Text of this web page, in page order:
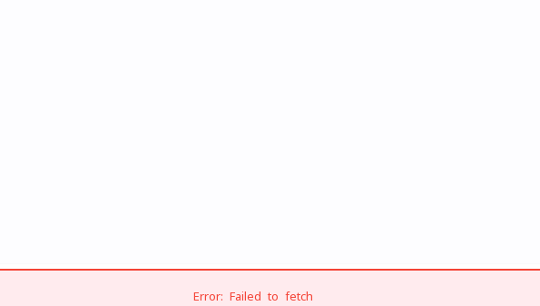
Error: Failed to fetch